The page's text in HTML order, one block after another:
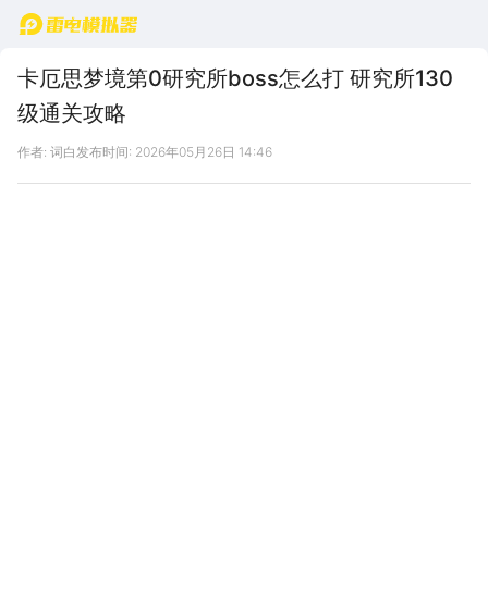
首页
卡厄思梦境第0研究所boss怎么打 研究所130
级通关攻略
作者: 词白发布时间: 2026年05月26日 14:46